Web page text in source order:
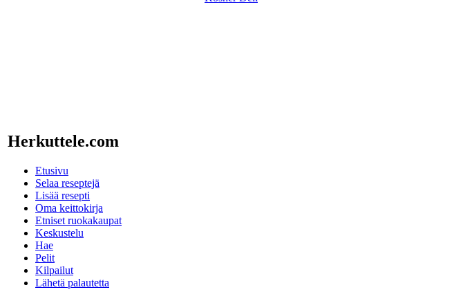
Herkuttele.com
Etusivu
Selaa reseptejä
Lisää resepti
Oma keittokirja
Etniset ruokakaupat
Keskustelu
Hae
Pelit
Kilpailut
Lähetä palautetta